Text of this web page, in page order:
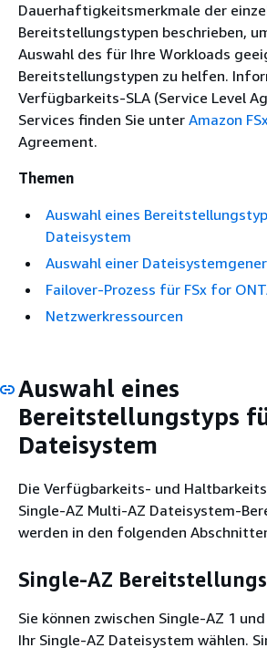
Dauerhaftigkeitsmerkmale der
Bereitstellungstypen beschrieben,
Auswahl des für Ihre Workloads
Bereitstellungstypen zu helfen.
Verfügbarkeits-SLA (Service Level
Services finden Sie unter Amazon
Agreement.
Themen
Auswahl eines
Dateisystem
Auswahl einer
Failover-Prozess für FSx for
Netzwerkressourcen
Auswahl eines
Bereitstellungstyps
Dateisystem
Die Verfügbarkeits- und
Single-AZ Multi-AZ Dateisystem-
werden in den folgenden
Single-AZ
Sie können zwischen Single-AZ 1
Ihr Single-AZ Dateisystem wählen.